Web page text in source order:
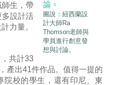
圖說：紐西蘭設
計大師Ra
Thomson老師與
學員進行創意發
想與討論。
生，帶
多設計活
力量。
共計33
產出41件作品。值得一提的
院校的學生，還有印尼、東